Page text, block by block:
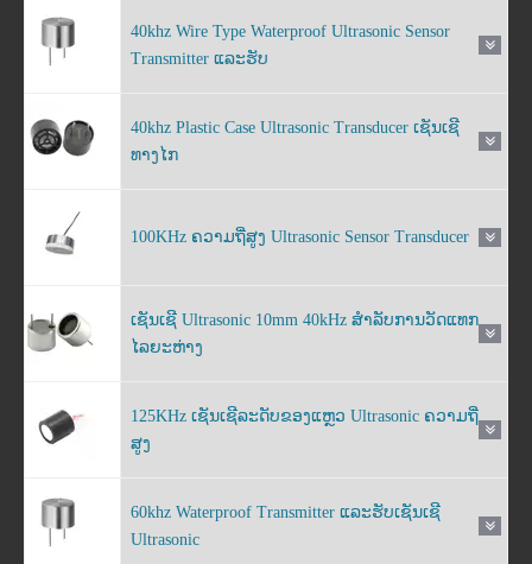
40khz Wire Type Waterproof Ultrasonic Sensor
Transmitter ແລະຮັບ
40khz Plastic Case Ultrasonic Transducer ເຊັນເຊີ
ທາງໄກ
100KHz ຄວາມຖີ່ສູງ Ultrasonic Sensor Transducer
ເຊັນເຊີ Ultrasonic 10mm 40kHz ສໍາລັບການວັດແທກ
ໄລຍະຫ່າງ
125KHz ເຊັນເຊີລະດັບຂອງແຫຼວ Ultrasonic ຄວາມຖີ່
ສູງ
60khz Waterproof Transmitter ແລະຮັບເຊັນເຊີ
Ultrasonic